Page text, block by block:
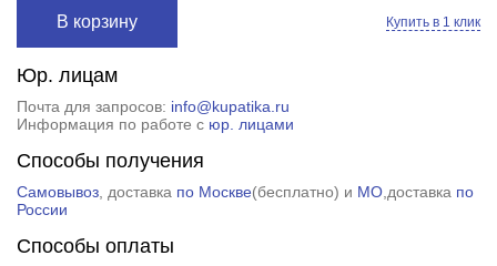
В корзину Купить в 1 клик
Юр. лицам
Почта для запросов: info@kupatika.ru
Информация по работе с юр. лицами
Способы получения
Самовывоз, доставка по Москве(бесплатно) и МО,доставка по
России
Способы оплаты